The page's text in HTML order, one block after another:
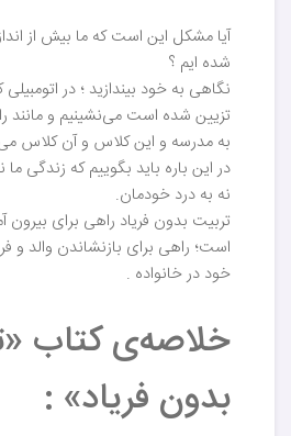
آیا مشکل این است که ما بیش از
شده ایم ؟
نگاهی به خود بیندازید ؛ در
تزیین شده است می‌نشینیم و مانند
به مدرسه و این کلاس و آن کلاس
در این باره باید بگوییم که زندگی
نه به درد خودمان.
تربیت بدون فریاد راهی برای
است؛ راهی برای بازنشاندن والد و
خود در خانواده .
خلاصه‌ی کتاب
بدون فریاد» :